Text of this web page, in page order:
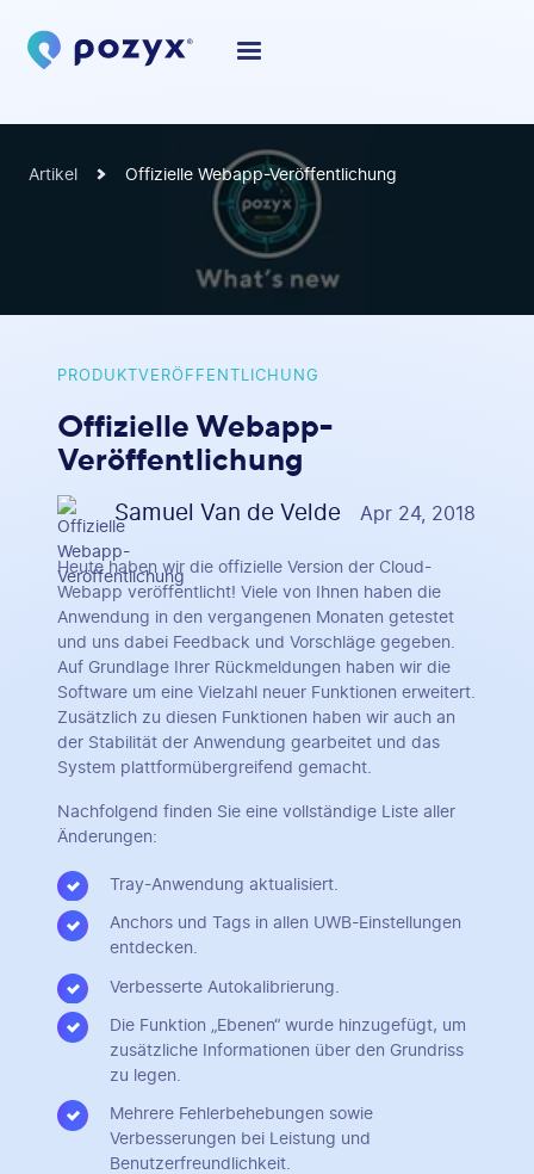
Artikel Offizielle Webapp-Veröffentlichung
PRODUKTVERÖFFENTLICHUNG
Offizielle Webapp-
Veröffentlichung
Samuel Van de Velde Apr 24, 2018
Heute haben wir die offizielle Version der Cloud-
Webapp veröffentlicht! Viele von Ihnen haben die
Anwendung in den vergangenen Monaten getestet
und uns dabei Feedback und Vorschläge gegeben.
Auf Grundlage Ihrer Rückmeldungen haben wir die
Software um eine Vielzahl neuer Funktionen erweitert.
Zusätzlich zu diesen Funktionen haben wir auch an
der Stabilität der Anwendung gearbeitet und das
System plattformübergreifend gemacht.
Nachfolgend finden Sie eine vollständige Liste aller
Änderungen:
Tray-Anwendung aktualisiert.
Anchors und Tags in allen UWB-Einstellungen
entdecken.
Verbesserte Autokalibrierung.
Die Funktion „Ebenen“ wurde hinzugefügt, um
zusätzliche Informationen über den Grundriss
zu legen.
Mehrere Fehlerbehebungen sowie
Verbesserungen bei Leistung und
Benutzerfreundlichkeit.